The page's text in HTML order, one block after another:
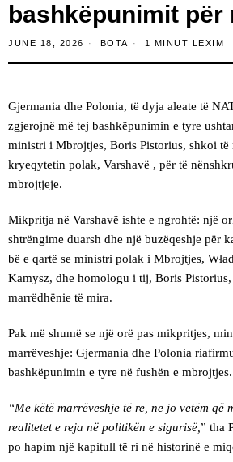
bashkëpunimit për
JUNE 18, 2026 BOTA 1 MINUT LEXIM
Gjermania dhe Polonia, të dyja aleate të
zgjerojnë më tej bashkëpunimin e tyre
ministri i Mbrojtjes, Boris Pistorius, shkoi të
kryeqytetin polak, Varshavë , për të
mbrojtjeje.
Mikpritja në Varshavë ishte e ngrohtë: një
shtrëngime duarsh dhe një buzëqeshje për
bë e qartë se ministri polak i Mbrojtjes,
Kamysz, dhe homologu i tij, Boris Pistorius,
marrëdhënie të mira.
Pak më shumë se një orë pas mikpritjes,
marrëveshje: Gjermania dhe Polonia
bashkëpunimin e tyre në fushën e mbrojtjes.
“Me këtë marrëveshje të re, ne jo vetëm që
realitetet e reja në politikën e sigurisë,” tha
po hapim një kapitull të ri në historinë e